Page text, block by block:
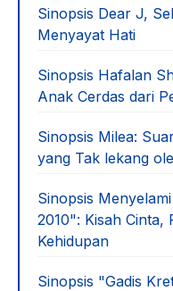
Sinopsis Dear J,
Menyayat Hati
Sinopsis Hafalan
Anak Cerdas dari
Sinopsis Milea:
yang Tak lekang
Sinopsis
2010": Kisah Cinta,
Kehidupan
Sinopsis "Gadis